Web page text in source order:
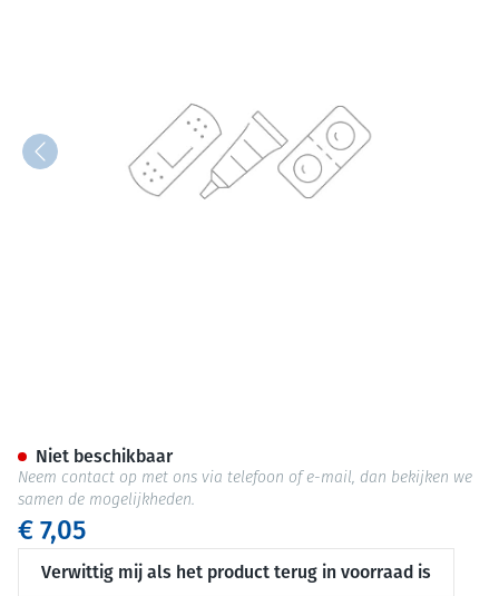
€ 7,05
Verwittig mij als het product terug in voorraad is
Niet beschikbaar
Neem contact op met ons via telefoon of e-mail, dan bekijken we
samen de mogelijkheden.